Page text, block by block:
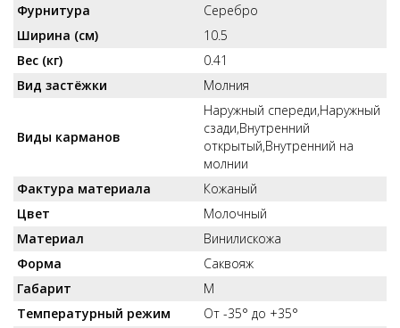
Фурнитура
Серебро
Ширина (см)
10.5
Вес (кг)
0.41
Вид застёжки
Молния
Виды карманов
Наружный спереди,Наружный
сзади,Внутренний
открытый,Внутренний на
молнии
Фактура материала
Кожаный
Цвет
Молочный
Материал
Винилискожа
Форма
Саквояж
Габарит
M
Температурный режим
От -35° до +35°